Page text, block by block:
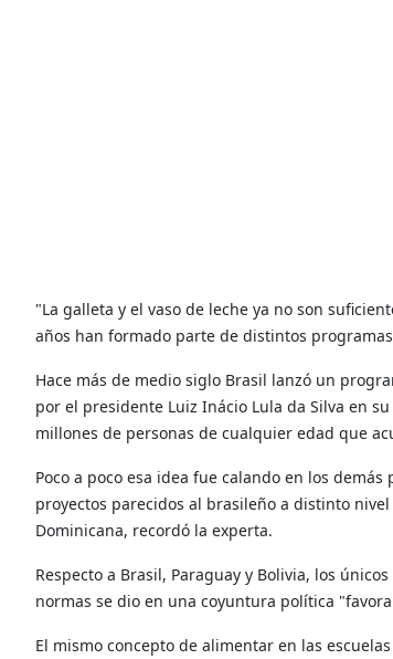
"La galleta y el vaso de leche ya no son
años han formado parte de distintos
Hace más de medio siglo Brasil lanzó un
por el presidente Luiz Inácio Lula da Silva en
millones de personas de cualquier edad que
Poco a poco esa idea fue calando en los
proyectos parecidos al brasileño a distinto
Dominicana, recordó la experta.
Respecto a Brasil, Paraguay y Bolivia, los
normas se dio en una coyuntura política
El mismo concepto de alimentar en las